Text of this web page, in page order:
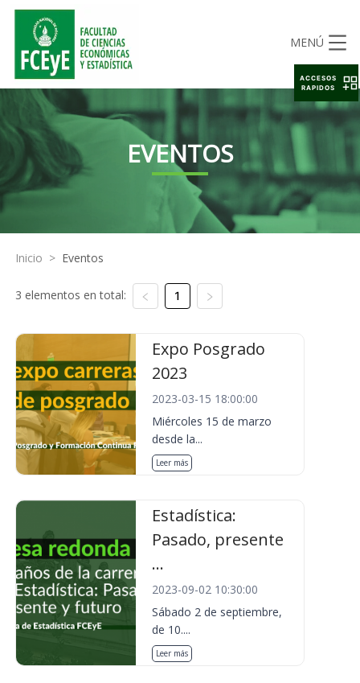
MENÚ
EVENTOS
Inicio > Eventos
3 elementos en total: 1
Expo Posgrado
2023
2023-03-15 18:00:00
Miércoles 15 de marzo
desde la...
Leer más
Estadística:
Pasado, presente
...
2023-09-02 10:30:00
Sábado 2 de septiembre,
de 10....
Leer más
ACCESOS
RAPIDOS